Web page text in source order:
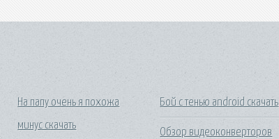
На папу очень я похожа
минус скачать
Бой с тенью android скачать
Обзор видеоконверторов